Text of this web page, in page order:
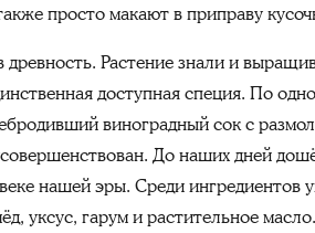
просто макают в приправу
древность. Растение знали и
доступная специя. По
виноградный сок с
До наших дней
нашей эры. Среди
уксус, гарум и растительное